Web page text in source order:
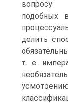
вопросу
подобных
делить
т. е.